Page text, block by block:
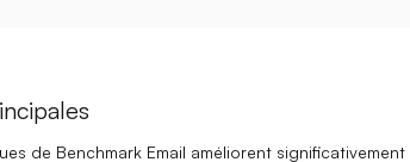
de Benchmark Email améliorent significativement